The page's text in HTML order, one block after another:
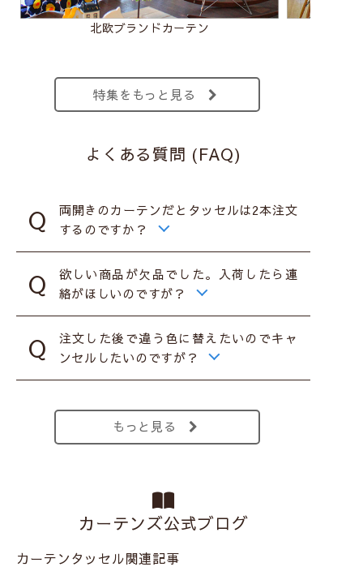
北欧ブランドカーテン
特集をもっと見る
よくある質問 (FAQ)
両開きのカーテンだとタッセルは2本注文
するのですか？
欲しい商品が欠品でした。入荷したら連
絡がほしいのですが？
注文した後で違う色に替えたいのでキャ
ンセルしたいのですが？
もっと見る
カーテンズ公式ブログ
カーテンタッセル関連記事